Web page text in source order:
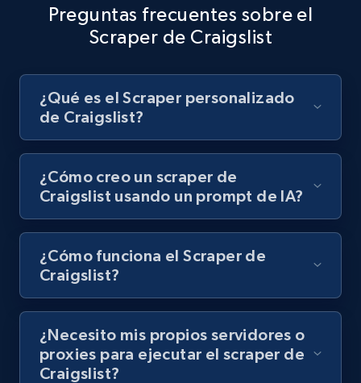
8.1K+ 716+ Prueba gratuita
Youtube - Videos posts - Discovery records
by Explore page URL
URL, Title, Youtuber, Youtuber md5, Video url,
Video length, Likes, Views, and more.
8.1K+ 716+ Prueba gratuita
Youtube - Videos posts - Discovery videos
by podcast url
URL, Title, Youtuber, Youtuber md5, Video url,
Video length, Likes, Views, and more.
Preguntas frecuentes sobre el
Scraper de Craigslist
¿Qué es el Scraper personalizado
de Craigslist?
¿Cómo creo un scraper de
Craigslist usando un prompt de IA?
¿Cómo funciona el Scraper de
Craigslist?
¿Necesito mis propios servidores o
proxies para ejecutar el scraper de
Craigslist?